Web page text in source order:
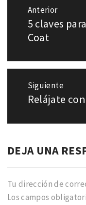
Navegación
entradas
Anterior
Entrada
anterior:
5 claves
Coat
Siguiente
Entrada
Relájate
DEJA UNA
Tu dirección de
Los campos